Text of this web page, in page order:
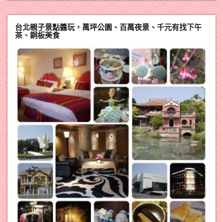
台北親子景點醬玩，萬坪公園、百萬夜景、千元有找下午
茶、銅板美食